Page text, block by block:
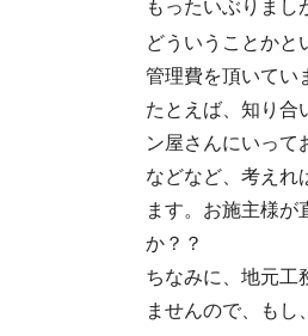
もったいぶりまし
どういうことかと
管理費を頂いてい
たとえば、知り合
ン屋さんにいって
などなど、考えれ
ます。お施主様が
か？？
ちなみに、地元工
ませんので、もし